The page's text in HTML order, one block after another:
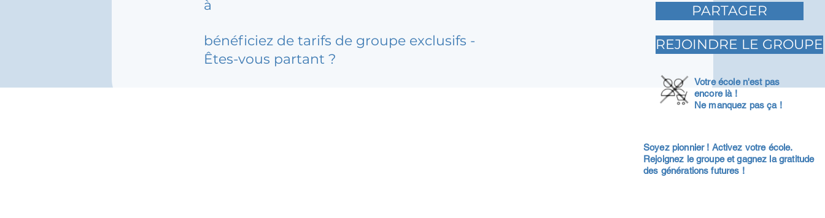
à
bénéficiez de tarifs de groupe exclusifs -
Êtes-vous partant ?
PARTAGER
REJOINDRE LE GROUPE
Votre école n'est pas
encore là !
Ne manquez pas ça !
Soyez pionnier ! Activez votre école.
Rejoignez le groupe et gagnez la gratitude
des générations futures !